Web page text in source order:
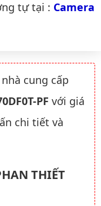
tự tại : Camera
cung cấp
PF với giá
chi tiết và
THIẾT